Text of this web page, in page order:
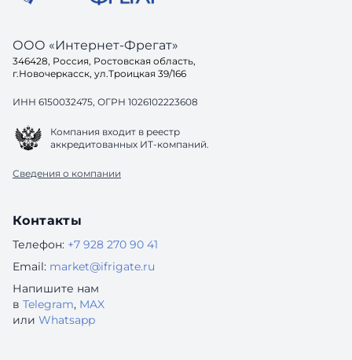
ООО «Интернет-Фрегат»
346428, Россия, Ростовская область,
г.Новочеркасск, ул.Троицкая 39/166
ИНН 6150032475, ОГРН 1026102223608
Компания входит в реестр
аккредитованных ИТ-компаний.
Сведения о компании
Контакты
Телефон: +7 928 270 90 41
Email: market@ifrigate.ru
Напишите нам
в Telegram, MAX
или Whatsapp